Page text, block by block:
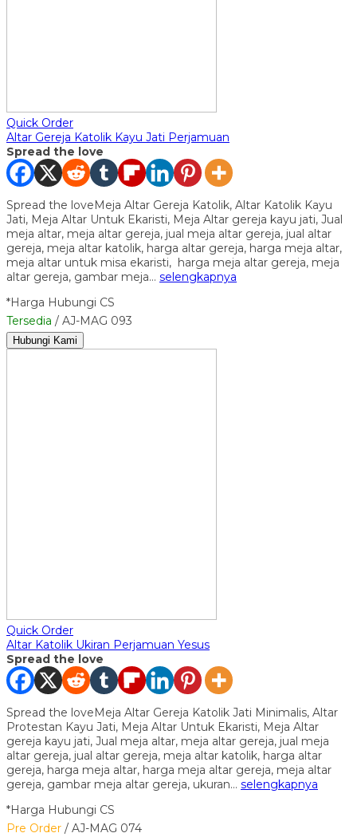
Quick Order
Altar Gereja Katolik Kayu Jati Perjamuan
Spread the love
Spread the loveMeja Altar Gereja Katolik, Altar Katolik Kayu
Jati, Meja Altar Untuk Ekaristi, Meja Altar gereja kayu jati, Jual
meja altar, meja altar gereja, jual meja altar gereja, jual altar
gereja, meja altar katolik, harga altar gereja, harga meja altar,
meja altar untuk misa ekaristi, harga meja altar gereja, meja
altar gereja, gambar meja… selengkapnya
*Harga Hubungi CS
Tersedia / AJ-MAG 093
Hubungi Kami
Quick Order
Altar Katolik Ukiran Perjamuan Yesus
Spread the love
Spread the loveMeja Altar Gereja Katolik Jati Minimalis, Altar
Protestan Kayu Jati, Meja Altar Untuk Ekaristi, Meja Altar
gereja kayu jati, Jual meja altar, meja altar gereja, jual meja
altar gereja, jual altar gereja, meja altar katolik, harga altar
gereja, harga meja altar, harga meja altar gereja, meja altar
gereja, gambar meja altar gereja, ukuran… selengkapnya
*Harga Hubungi CS
Pre Order / AJ-MAG 074